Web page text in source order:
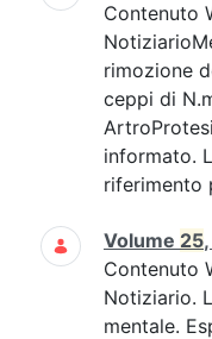
Contenuto
rimozione
ceppi di
informato.
riferimento
Volume 25
Contenuto
Notiziario.
mentale.